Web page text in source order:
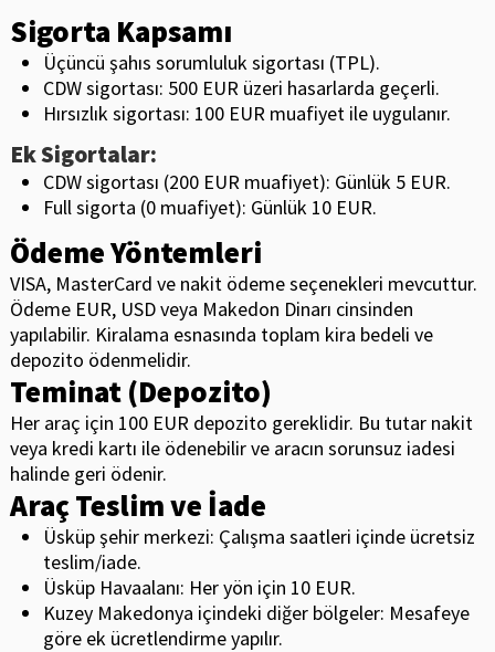
Sigorta Kapsamı
Üçüncü şahıs sorumluluk sigortası (TPL).
CDW sigortası: 500 EUR üzeri hasarlarda geçerli.
Hırsızlık sigortası: 100 EUR muafiyet ile uygulanır.
Ek Sigortalar:
CDW sigortası (200 EUR muafiyet): Günlük 5 EUR.
Full sigorta (0 muafiyet): Günlük 10 EUR.
Ödeme Yöntemleri
VISA, MasterCard ve nakit ödeme seçenekleri mevcuttur.
Ödeme EUR, USD veya Makedon Dinarı cinsinden
yapılabilir. Kiralama esnasında toplam kira bedeli ve
depozito ödenmelidir.
Teminat (Depozito)
Her araç için 100 EUR depozito gereklidir. Bu tutar nakit
veya kredi kartı ile ödenebilir ve aracın sorunsuz iadesi
halinde geri ödenir.
Araç Teslim ve İade
Üsküp şehir merkezi: Çalışma saatleri içinde ücretsiz
teslim/iade.
Üsküp Havaalanı: Her yön için 10 EUR.
Kuzey Makedonya içindeki diğer bölgeler: Mesafeye
göre ek ücretlendirme yapılır.